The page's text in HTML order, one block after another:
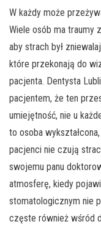
W każdy może
Wiele osób ma traumy
aby strach był
które przekonają do
pacjenta. Dentysta
pacjentem, że ten
umiejętność, nie u
to osoba
pacjenci nie czują
swojemu panu
atmosferę, kiedy
stomatologicznym nie
częste również wśród